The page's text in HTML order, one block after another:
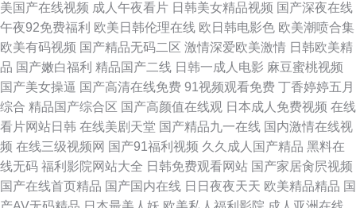
美国产在线视频 成人午夜看片 日韩美女精品视频 国产深夜在线
午夜92免费福利 欧美日韩伦理在线 欧日韩电影色 欧美潮喷合集
欧美有码视频 国产精品无码二区 激情深爱欧美激情 日韩欧美精
品 国产嫩白福利 精品国产二线 日韩一成人电影 麻豆蜜桃视频
国产美女操逼 国产高清在线免费 91视频观看免费 丁香婷婷五月
综合 精品国产综合区 国产高颜值在线观 日本成人免费视频 在线
看片网站日韩 在线美剧天堂 国产精品九一在线 国内激情在线视
频 在线三级视频网 国产91福利视频 久久成人国产精品 黑料在
线无码 福利影院网站大全 日韩免费观看网站 国产家居肏屄视频
国产在线首页精品 国产国内在线 日日夜夜天天 欧美精品精品 国